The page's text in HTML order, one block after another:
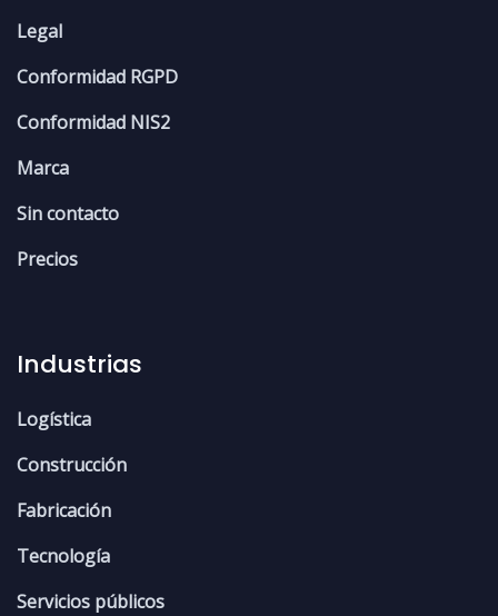
Legal
Conformidad RGPD
Conformidad NIS2
Marca
Sin contacto
Precios
Industrias
Logística
Construcción
Fabricación
Tecnología
Servicios públicos